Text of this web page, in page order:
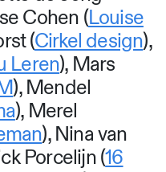
Cohen (Louise
(Cirkel design),
Leren), Mars
), Mendel
), Merel
), Nina van
Porcelijn (16